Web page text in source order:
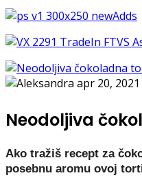
apr 20, 2021
Neodoljiva
Ako tražiš recept za
posebnu aromu ovoj